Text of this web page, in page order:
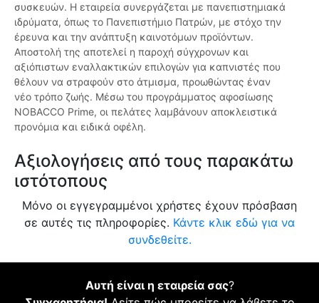
συσκευών. Η εταιρεία συνεργάζεται με πανεπιστημιακά
ιδρύματα, όπως το Πανεπιστήμιο Πατρών, με στόχο την
έρευνα και την ανάπτυξη καινοτόμων προϊόντων.
Αποστολή της αποτελεί η παροχή σύγχρονων και
αξιόπιστων εναλλακτικών επιλογών για καπνιστές που
θέλουν να στραφούν στο άτμισμα, προωθώντας έναν
νέο τρόπο ζωής. Μέσω του προγράμματος αφοσίωσης
NOBACCO Prime, οι πελάτες λαμβάνουν αποκλειστικά
προνόμια και ειδικά οφέλη.
Αξιολογήσεις από τους παρακάτω
ιστότοπους
Μόνο οι εγγεγραμμένοι χρήστες έχουν πρόσβαση
σε αυτές τις πληροφορίες. Κάντε κλικ εδώ για να
συνδεθείτε.
Αυτή είναι η εταιρεία σας?